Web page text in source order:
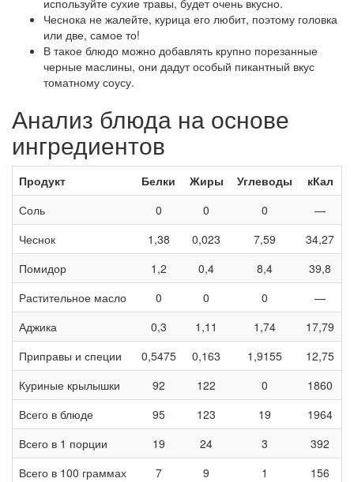
используйте сухие травы, будет очень вкусно.
Чеснока не жалейте, курица его любит, поэтому головка
или две, самое то!
В такое блюдо можно добавлять крупно порезанные
черные маслины, они дадут особый пикантный вкус
томатному соусу.
Анализ блюда на основе
ингредиентов
Продукт Белки Жиры Углеводы
кКал
Соль
0 0 0
—
Чеснок
1,38 0,023 7,59
34,27
Помидор
1,2 0,4 8,4
39,8
Растительное масло
0 0 0
—
Аджика
0,3 1,11 1,74
17,79
Приправы и специи
0,5475 0,163 1,9155
12,75
Куриные крылышки
92 122 0
1860
Всего в блюде
95 123 19
1964
Всего в 1 порции
19 24 3
392
Всего в 100 граммах
7 9 1 156